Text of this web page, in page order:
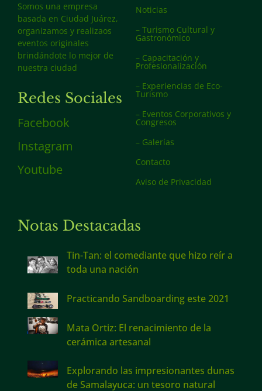
Somos una empresa
basada en Ciudad Juárez,
organizamos y realizaos
eventos originales
brindándote lo mejor de
nuestra ciudad
Redes Sociales
Facebook
Instagram
Youtube
Noticias
– Turismo Cultural y
Gastronómico
– Capacitación y
Profesionalización
– Experiencias de Eco-
Turismo
– Eventos Corporativos y
Congresos
– Galerías
Contacto
Aviso de Privacidad
Notas Destacadas
Tin-Tan: el comediante que hizo reír a
toda una nación
Practicando Sandboarding este 2021
Mata Ortiz: El renacimiento de la
cerámica artesanal
Explorando las impresionantes dunas
de Samalayuca: un tesoro natural